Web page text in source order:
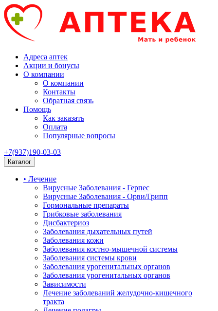
Адреса аптек
Акции и бонусы
О компании
О компании
Контакты
Обратная связь
Помощь
Как заказать
Оплата
Популярные вопросы
+7(937)190-03-03
Каталог
• Лечение
Вирусные Заболевания - Герпес
Вирусные Заболевания - Орви/Грипп
Гормональные препараты
Грибковые заболевания
Дисбактериоз
Заболевания дыхательных путей
Заболевания кожи
Заболевания костно-мышечной системы
Заболевания системы крови
Заболевания урогенитальных органов
Заболевания урогенитальных органов
Зависимости
Лечение заболеваний желудочно-кишечного
тракта